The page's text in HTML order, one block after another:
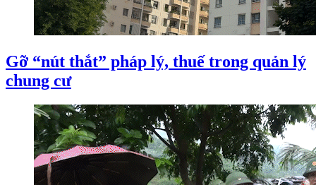
Gỡ “nút thắt” pháp lý, thuế trong quản lý
chung cư